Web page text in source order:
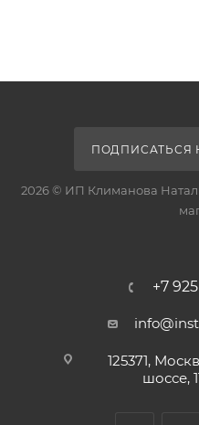
ПОДПИСАТЬСЯ
2026 © ИП Климанова
+7
125371,
шоссе,